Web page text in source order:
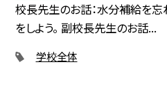
校長先生のお話：水分補給を
をしよう。 副校長先生のお話...
学校全体